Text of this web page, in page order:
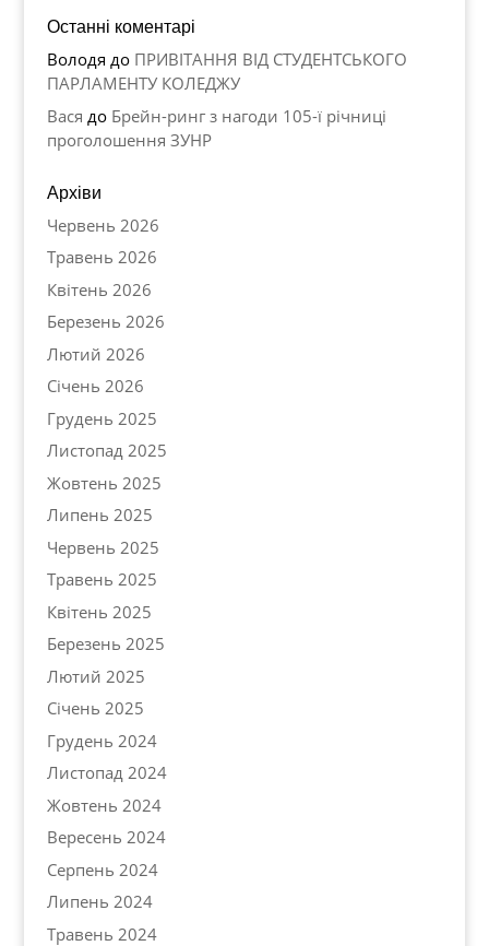
Останні коментарі
Володя до ПРИВІТАННЯ ВІД СТУДЕНТСЬКОГО
ПАРЛАМЕНТУ КОЛЕДЖУ
Вася до Брейн-ринг з нагоди 105-ї річниці
проголошення ЗУНР
Архіви
Червень 2026
Травень 2026
Квітень 2026
Березень 2026
Лютий 2026
Січень 2026
Грудень 2025
Листопад 2025
Жовтень 2025
Липень 2025
Червень 2025
Травень 2025
Квітень 2025
Березень 2025
Лютий 2025
Січень 2025
Грудень 2024
Листопад 2024
Жовтень 2024
Вересень 2024
Серпень 2024
Липень 2024
Травень 2024